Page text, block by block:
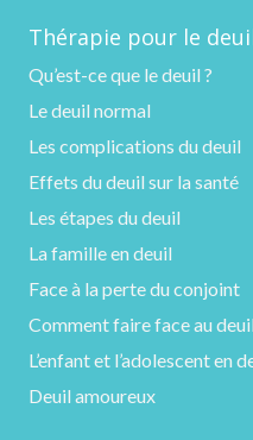
Thérapie pour le
Qu’est-ce que le deuil ?
Le deuil normal
Les complications du deuil
Effets du deuil sur la santé
Les étapes du deuil
La famille en deuil
Face à la perte du conjoint
Comment faire face au
L’enfant et l’adolescent en
Deuil amoureux